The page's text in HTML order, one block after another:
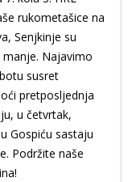
rukometašice na
Senjkinje su
Najavimo
susret
pretposljednja
u četvrtak,
Gospiću sastaju
Podržite naše